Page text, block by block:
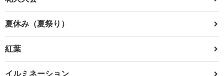
夏休み（夏祭り）
紅葉
イルミネーション